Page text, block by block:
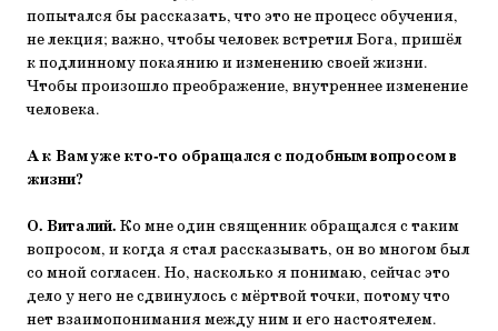
попытался бы рассказать, что это не процесс обучения,
не лекция; важно, чтобы человек встретил Бога, пришёл
к подлинному покаянию и изменению своей жизни.
Чтобы произошло преображение, внутреннее изменение
человека.
А к Вам уже кто-то обращался с подобным вопросом в
жизни?
О. Виталий. Ко мне один священник обращался с таким
вопросом, и когда я стал рассказывать, он во многом был
со мной согласен. Но, насколько я понимаю, сейчас это
дело у него не сдвинулось с мёртвой точки, потому что
нет взаимопонимания между ним и его настоятелем.